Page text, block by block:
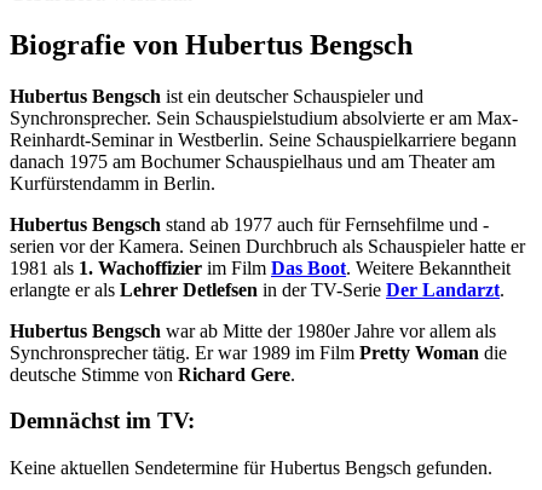
Biografie von Hubertus Bengsch
Hubertus Bengsch ist ein deutscher Schauspieler und
Synchronsprecher. Sein Schauspielstudium absolvierte er am Max-
Reinhardt-Seminar in Westberlin. Seine Schauspielkarriere begann
danach 1975 am Bochumer Schauspielhaus und am Theater am
Kurfürstendamm in Berlin.
Hubertus Bengsch stand ab 1977 auch für Fernsehfilme und -
serien vor der Kamera. Seinen Durchbruch als Schauspieler hatte er
1981 als 1. Wachoffizier im Film Das Boot. Weitere Bekanntheit
erlangte er als Lehrer Detlefsen in der TV-Serie Der Landarzt.
Hubertus Bengsch war ab Mitte der 1980er Jahre vor allem als
Synchronsprecher tätig. Er war 1989 im Film Pretty Woman die
deutsche Stimme von Richard Gere.
Demnächst im TV:
Keine aktuellen Sendetermine für Hubertus Bengsch gefunden.